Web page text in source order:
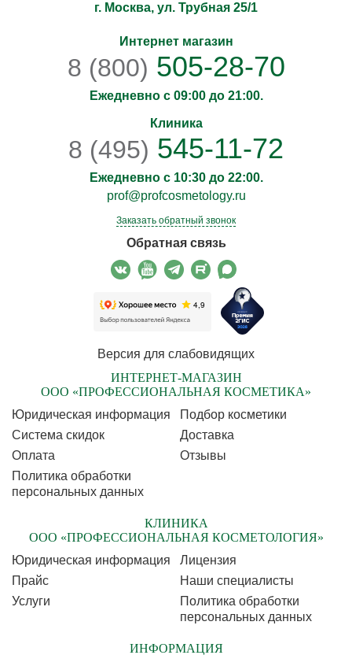
г. Москва, ул. Трубная 25/1
Интернет магазин
8 (800) 505-28-70
Ежедневно с 09:00 до 21:00.
Клиника
8 (495) 545-11-72
Ежедневно с 10:30 до 22:00.
prof@profcosmetology.ru
Заказать обратный звонок
Обратная связь
Версия для слабовидящих
ИНТЕРНЕТ-МАГАЗИН
ООО «ПРОФЕССИОНАЛЬНАЯ КОСМЕТИКА»
Юридическая информация
Подбор косметики
Cистема скидок
Доставка
Оплата
Отзывы
Политика обработки
персональных данных
КЛИНИКА
ООО «ПРОФЕССИОНАЛЬНАЯ КОСМЕТОЛОГИЯ»
Юридическая информация
Лицензия
Прайс
Наши специалисты
Услуги
Политика обработки
персональных данных
ИНФОРМАЦИЯ